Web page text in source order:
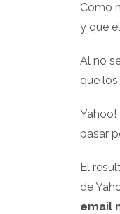
Como
y que
Al no
que
Yahoo!
pasar
El
de
email